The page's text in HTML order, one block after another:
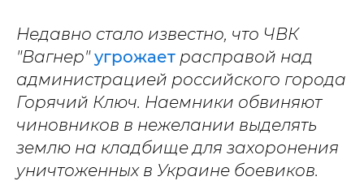
Недавно стало известно, что ЧВК
"Вагнер"угрожает расправой над
администрацией российского города
Горячий Ключ. Наемники обвиняют
чиновников в нежелании выделять
землю на кладбище для захоронения
уничтоженных в Украине боевиков.